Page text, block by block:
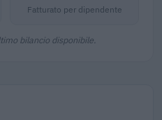
Fatturato per dipendente
bilancio disponibile.